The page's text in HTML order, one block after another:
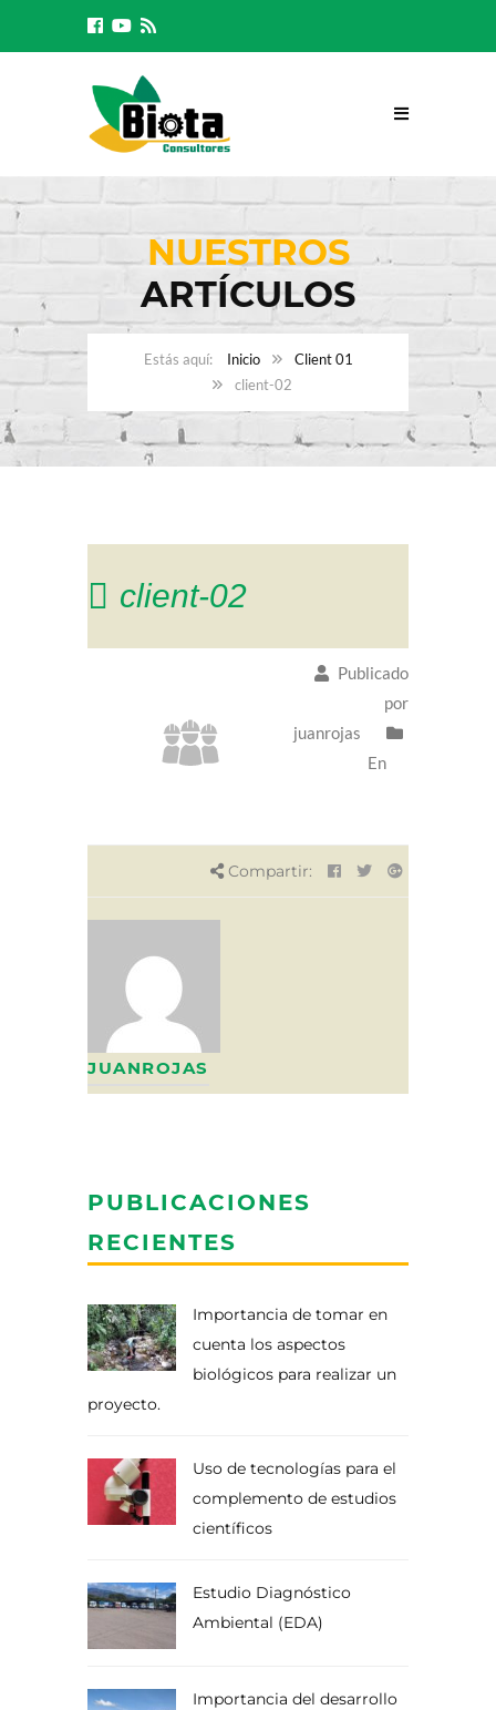
NUESTROS
ARTÍCULOS
Inicio
Client 01
client-02
client-02
Publicado
por
juanrojas
En
Compartir:
JUANROJAS
PUBLICACIONES
RECIENTES
Importancia de tomar en
cuenta los aspectos
biológicos para realizar un
proyecto.
Uso de tecnologías para el
complemento de estudios
científicos
Estudio Diagnóstico
Ambiental (EDA)
Importancia del desarrollo